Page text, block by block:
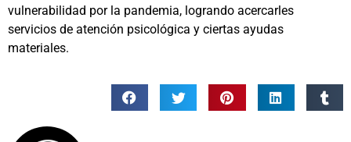
vulnerabilidad por la pandemia, logrando acercarles
servicios de atención psicológica y ciertas ayudas
materiales.